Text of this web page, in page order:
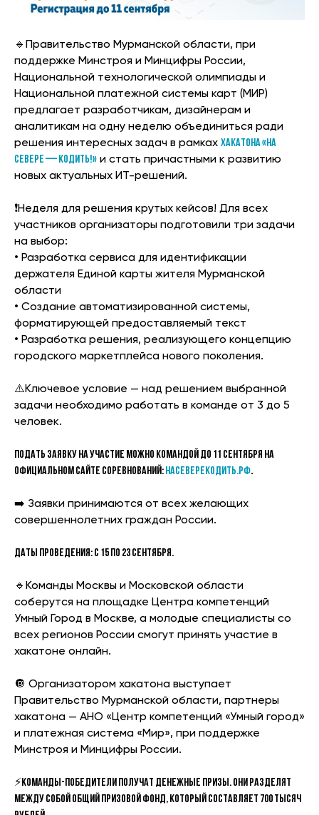
🔹Правительство Мурманской области, при
поддержке Минстроя и Минцифры России,
Национальной технологической олимпиады и
Национальной платежной системы карт (МИР)
предлагает разработчикам, дизайнерам и
аналитикам на одну неделю объединиться ради
решения интересных задач в рамках хакатона «На
севере — кодить!» и стать причастными к развитию
новых актуальных ИТ-решений.
❗️Неделя для решения крутых кейсов! Для всех
участников организаторы подготовили три задачи
на выбор:
• Разработка сервиса для идентификации
держателя Единой карты жителя Мурманской
области
• Создание автоматизированной системы,
форматирующей предоставляемый текст
• Разработка решения, реализующего концепцию
городского маркетплейса нового поколения.
⚠️Ключевое условие — над решением выбранной
задачи необходимо работать в команде от 3 до 5
человек.
Подать заявку на участие можно командой до 11 сентября на
официальном сайте соревнований:насеверекодить.рф.
➡️ Заявки принимаются от всех желающих
совершеннолетних граждан России.
Даты проведения: с 15 по 23 сентября.
🔹Команды Москвы и Московской области
соберутся на площадке Центра компетенций
Умный Город в Москве, а молодые специалисты со
всех регионов России смогут принять участие в
хакатоне онлайн.
🔘 Организатором хакатона выступает
Правительство Мурманской области, партнеры
хакатона — АНО «Центр компетенций «Умный город»
и платежная система «Мир», при поддержке
Минстроя и Минцифры России.
⚡️Команды-победители получат денежные призы. Они разделят
между собой общий призовой фонд, который составляет 700 тысяч